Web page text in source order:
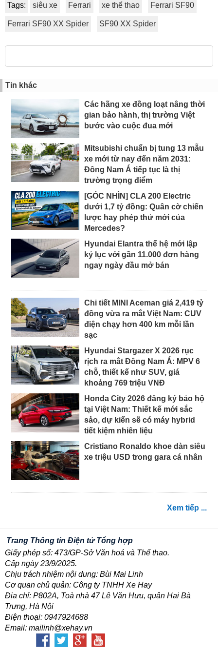
Tags: siêu xe Ferrari xe thể thao Ferrari SF90
Ferrari SF90 XX Spider SF90 XX Spider
Tin khác
Các hãng xe đồng loạt nâng thời
gian bảo hành, thị trường Việt
bước vào cuộc đua mới
Mitsubishi chuẩn bị tung 13 mẫu
xe mới từ nay đến năm 2031:
Đông Nam Á tiếp tục là thị
trường trọng điểm
[GÓC NHÌN] CLA 200 Electric
dưới 1,7 tỷ đồng: Quân cờ chiến
lược hay phép thử mới của
Mercedes?
Hyundai Elantra thế hệ mới lập
kỷ lục với gần 11.000 đơn hàng
ngay ngày đầu mở bán
Chi tiết MINI Aceman giá 2,419 tỷ
đồng vừa ra mắt Việt Nam: CUV
điện chạy hơn 400 km mỗi lần
sạc
Hyundai Stargazer X 2026 rục
rịch ra mắt Đông Nam Á: MPV 6
chỗ, thiết kế như SUV, giá
khoảng 769 triệu VNĐ
Honda City 2026 đăng ký bảo hộ
tại Việt Nam: Thiết kế mới sắc
sảo, dự kiến sẽ có máy hybrid
tiết kiệm nhiên liệu
Cristiano Ronaldo khoe dàn siêu
xe triệu USD trong gara cá nhân
Xem tiếp ...
Trang Thông tin Điện tử Tổng hợp
Giấy phép số: 473/GP-Sở Văn hoá và Thể thao.
Cấp ngày 23/9/2025.
Chịu trách nhiệm nội dung: Bùi Mai Linh
Cơ quan chủ quản: Công ty TNHH Xe Hay
Địa chỉ: P802A, Toà nhà 47 Lê Văn Hưu, quận Hai Bà
Trưng, Hà Nội
Điện thoại: 0947924688
Email: mailinh@xehay.vn